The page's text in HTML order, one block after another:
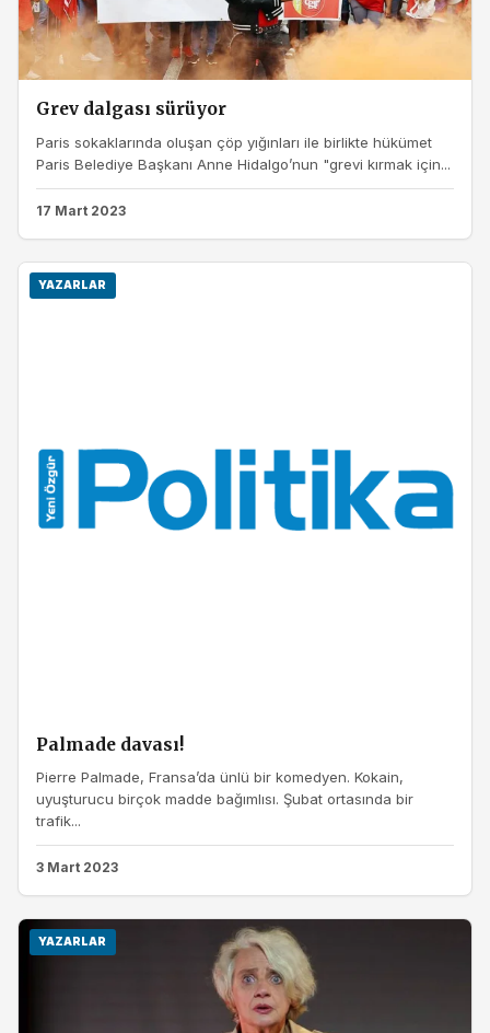
Grev dalgası sürüyor
Paris sokaklarında oluşan çöp yığınları ile birlikte hükümet
Paris Belediye Başkanı Anne Hidalgo’nun "grevi kırmak için...
17 Mart 2023
YAZARLAR
Palmade davası!
Pierre Palmade, Fransa’da ünlü bir komedyen. Kokain,
uyuşturucu birçok madde bağımlısı. Şubat ortasında bir
trafik...
3 Mart 2023
YAZARLAR